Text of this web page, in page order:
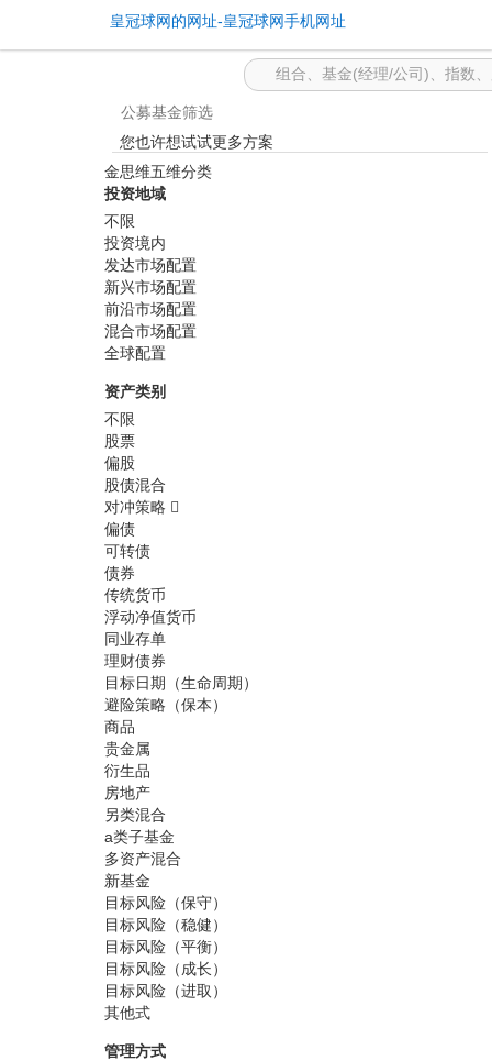
基金筛选 -皇冠球网的网址
皇冠球网的网址-皇冠球网手机网址
公募基金筛选
您也许想试试更多方案
金思维五维分类
投资地域
不限
投资境内
发达市场配置
新兴市场配置
前沿市场配置
混合市场配置
全球配置
资产类别
不限
股票
偏股
股债混合
对冲策略
偏债
可转债
债券
传统货币
浮动净值货币
同业存单
理财债券
目标日期（生命周期）
避险策略（保本）
商品
贵金属
衍生品
房地产
另类混合
a类子基金
多资产混合
新基金
目标风险（保守）
目标风险（稳健）
目标风险（平衡）
目标风险（成长）
目标风险（进取）
其他式
管理方式